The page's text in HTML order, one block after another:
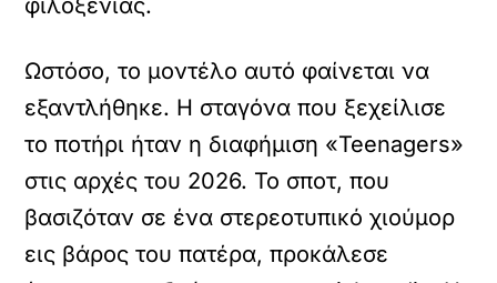
φιλοξενίας.
Ωστόσο, το μοντέλο αυτό φαίνεται να
εξαντλήθηκε. Η σταγόνα που ξεχείλισε
το ποτήρι ήταν η διαφήμιση «Teenagers»
στις αρχές του 2026. Το σποτ, που
βασιζόταν σε ένα στερεοτυπικό χιούμορ
εις βάρος του πατέρα, προκάλεσε